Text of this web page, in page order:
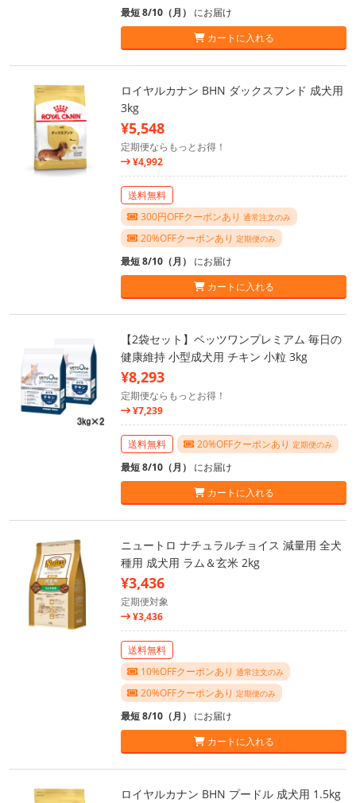
最短 8/10（月） にお届け
カートに入れる
ロイヤルカナン BHN ダックスフンド 成犬用
3kg
¥5,548
定期便ならもっとお得！
¥4,992
送料無料
300円OFFクーポンあり 通常注文のみ
20%OFFクーポンあり 定期便のみ
最短 8/10（月） にお届け
カートに入れる
【2袋セット】ベッツワンプレミアム 毎日の
健康維持 小型成犬用 チキン 小粒 3kg
¥8,293
定期便ならもっとお得！
¥7,239
送料無料 20%OFFクーポンあり 定期便のみ
最短 8/10（月） にお届け
カートに入れる
ニュートロ ナチュラルチョイス 減量用 全犬
種用 成犬用 ラム＆玄米 2kg
¥3,436
定期便対象
¥3,436
送料無料
10%OFFクーポンあり 通常注文のみ
20%OFFクーポンあり 定期便のみ
最短 8/10（月） にお届け
カートに入れる
ロイヤルカナン BHN プードル 成犬用 1.5kg